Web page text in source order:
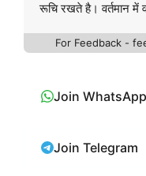
रूचि रखते है। वर्तमान में
For Feedback -
Join WhatsApp
Join Telegram